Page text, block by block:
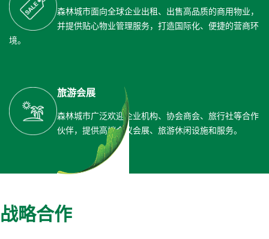
森林城市面向全球企业出租、出售高品质的商用物业，
并提供贴心物业管理服务，打造国际化、便捷的营商环
境。
旅游会展
森林城市广泛欢迎企业机构、协会商会、旅行社等合作
伙伴，提供高端会议会展、旅游休闲设施和服务。
战略合作